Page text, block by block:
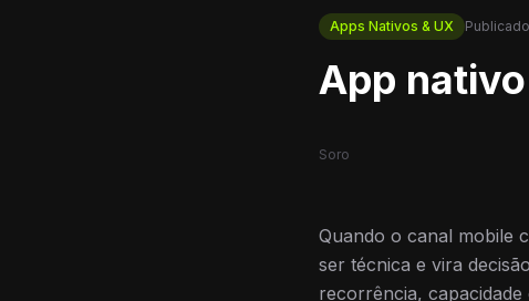
Apps Nativos & UX
App
Soro
Quando o canal mobile
ser técnica e vira
recorrência,